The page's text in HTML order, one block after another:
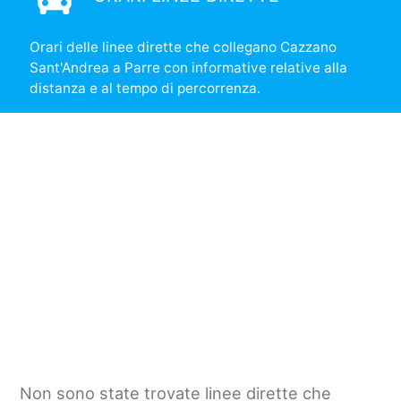
Orari delle linee dirette che collegano Cazzano
Sant'Andrea a Parre con informative relative alla
distanza e al tempo di percorrenza.
Non sono state trovate linee dirette che